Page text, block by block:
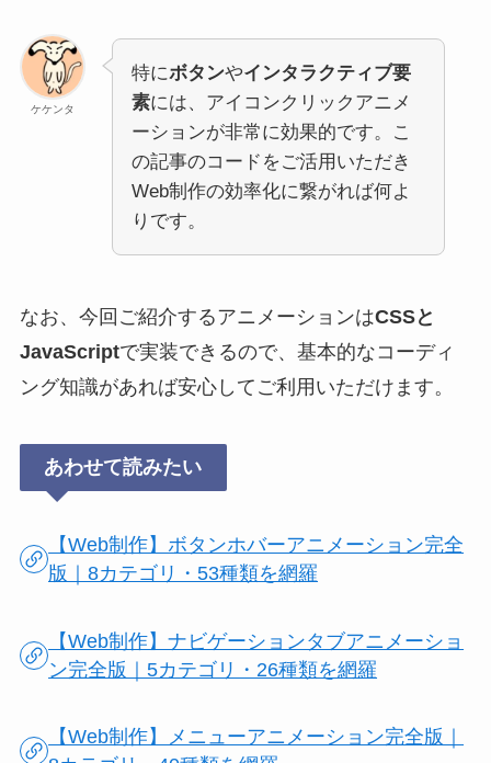
ケケンタ
特にボタンやインタラクティブ要
素には、アイコンクリックアニメ
ーションが非常に効果的です。こ
の記事のコードをご活用いただき
Web制作の効率化に繋がれば何よ
りです。
なお、今回ご紹介するアニメーションはCSSと
JavaScriptで実装できるので、基本的なコーディ
ング知識があれば安心してご利用いただけます。
あわせて読みたい
【Web制作】ボタンホバーアニメーション完全
版｜8カテゴリ・53種類を網羅
【Web制作】ナビゲーションタブアニメーショ
ン完全版｜5カテゴリ・26種類を網羅
【Web制作】メニューアニメーション完全版｜